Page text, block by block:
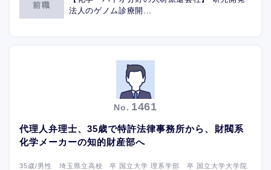
前職
法人のゲノム診療開...
No. 1461
代理人弁理士、35歳で特許法律事務所から、財閥系
化学メーカーの知的財産部へ
35歳/男性 埼玉県立高校 卒 国立大学 理系学部 卒 国立大学大学院